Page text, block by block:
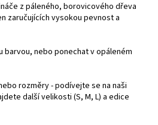
z páleného, borovicového dřeva
zaručujících vysokou pevnost a
barvou, nebo ponechat v opáleném
rozměry - podívejte se na naši
další velikosti (S, M, L) a edice